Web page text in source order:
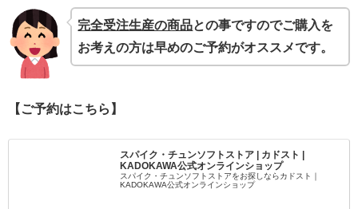
完全受注生産の商品との事ですのでご購入を
お考えの方は早めのご予約がオススメです。
【ご予約はこちら】
スパイク・チュンソフトストア | カドスト |
KADOKAWA公式オンラインショップ
スパイク・チュンソフトストアをお探しならカドスト｜
KADOKAWA公式オンラインショップ